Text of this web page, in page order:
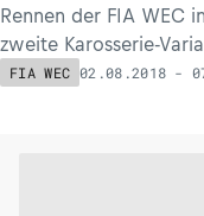
Rennen der FIA WEC
zweite Karosserie-
FIA WEC 02.08.2018 -